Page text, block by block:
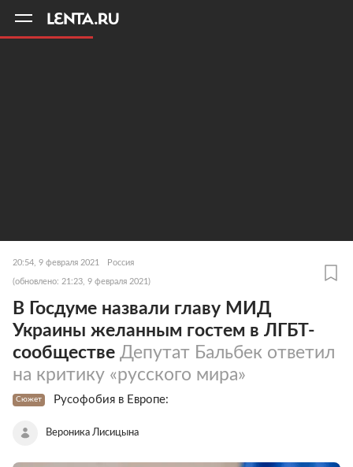
20:54, 9 февраля 2021 Россия
(обновлено: 21:23, 9 февраля 2021)
В Госдуме назвали главу МИД
Украины желанным гостем в ЛГБТ-
сообществе Депутат Бальбек ответил
на критику «русского мира»
Сюжет Русофобия в Европе:
Вероника Лисицына